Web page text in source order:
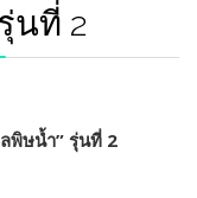
นที่ 2
พิษน้ำ” รุ่นที่ 2